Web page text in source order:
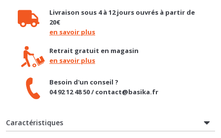
Livraison sous 4 à 12 jours ouvrés à partir de
20€
en savoir plus
Retrait gratuit en magasin
en savoir plus
Besoin d'un conseil ?
04 92 12 48 50 / contact@basika.fr
Caractéristiques